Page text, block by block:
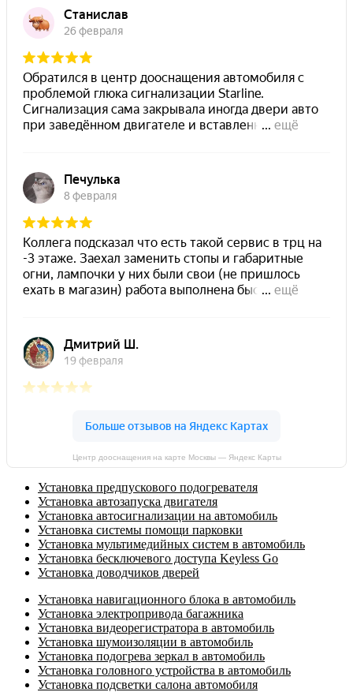
Центр дооснащения на карте Москвы — Яндекс Карты
Установка предпускового подогревателя
Установка автозапуска двигателя
Установка автосигнализации на автомобиль
Установка системы помощи парковки
Установка мультимедийных систем в автомобиль
Установка бесключевого доступа Keyless Go
Установка доводчиков дверей
Установка навигационного блока в автомобиль
Установка электропривода багажника
Установка видеорегистратора в автомобиль
Установка шумоизоляции в автомобиль
Установка подогрева зеркал в автомобиль
Установка головного устройства в автомобиль
Установка подсветки салона автомобиля